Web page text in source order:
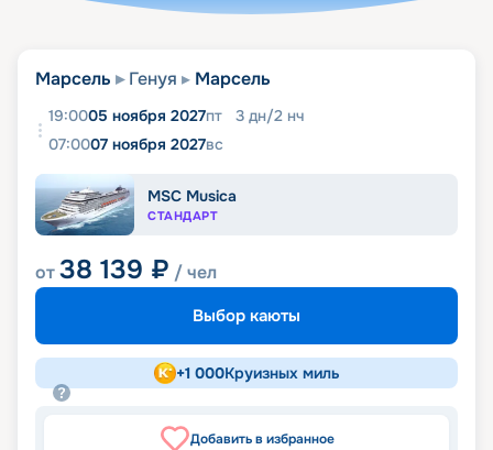
Марсель Генуя Марсель
19:0005 ноября 2027пт 3 дн/2 нч
07:0007 ноября 2027вс
MSC Musica
СТАНДАРТ
от38 139 ₽ / чел
Выбор каюты
+1 000Круизных миль
Добавить в избранное